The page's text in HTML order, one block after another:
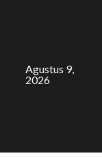
Agustus 9,
2026